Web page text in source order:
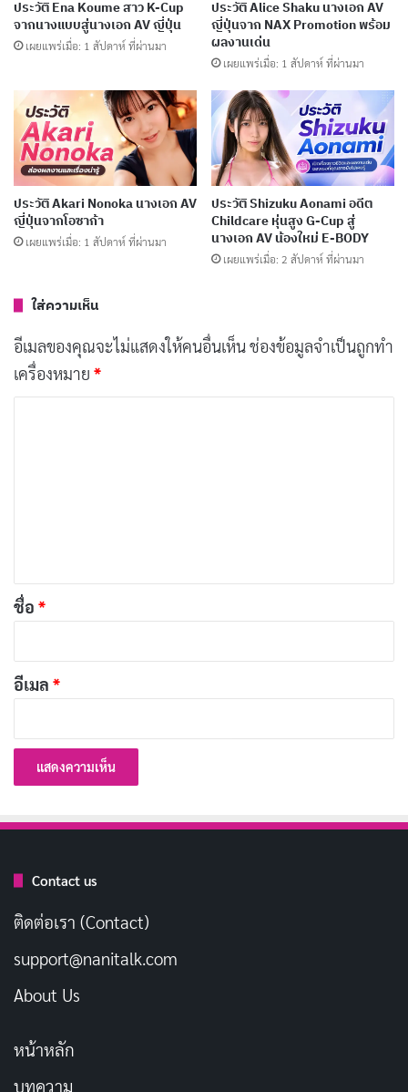
สิ่งที่ทำให้ชื่อ Mitsuki Momota แตกต่างจาก
คนอื่นในยุคเดียวกันคือการถูกวางคอนเซ็ปต์ “พรีเมียม”
ตั้งแต่แรกเริ่ม MOODYZ ไม่ได้ขายเธอในฐานะนักแสดงใหม่
ธรรมดา แต่ขายในฐานะ “ผลงานระดับมาสเตอร์พีซ” ที่มา
พร้อมป้ายราคาเชิงสัญลักษณ์อย่าง 100 ล้านเยน กลยุทธ์นี้
ทำให้เธอถูกพูดถึงในสื่อญี่ปุ่นกระแสหลักอย่าง NEWS Post
Seven ตั้งแต่เดือนมกราคม 2024 หรือแค่เดือนเดียวหลังเด
บิวต์เท่านั้น
ประวัติ Yuno Sakura นางเอก AV เสียงน่ารักดาวรุ่ง
เผยแพร่เมื่อ: 1 สัปดาห์ ที่ผ่านมา
ความสามารถพิเศษที่ไม่ค่อยมีใครพูดถึงอย่าง “โมะโนะมา
เนะ” (ものまね / การเลียนแบบ) รวมถึงงานอดิเรกคือการ
ประวัติโดยย่อของ Mitsuki Momota
โตเกียว ประเทศญี่ปุ่น กรุ๊ปเลือด A ราศีกันย์ เข้าสู่วงการ AV
เมื่ออายุ 21 ปี ในขณะที่ยังเป็นนักศึกษามหาวิทยาลัย เธอให้
งานนี้เพราะ “ชีวิตที่ผ่านมามันธรรมดาเกินไป อยากทำ
อะไรที่ท้าทายและเร้าใจมากกว่านี้”
ประวัติ Ena Koume สาว K-Cup
จากนางแบบสู่นางเอก AV ญี่ปุ่น
เผยแพร่เมื่อ: 1 สัปดาห์ ที่ผ่านมา
ประวัติ Alice Shaku นางเอก AV
ญี่ปุ่นจาก NAX Promotion พร้อม
ผลงานเด่น
เผยแพร่เมื่อ: 1 สัปดาห์ ที่ผ่านมา
ประวัติ Akari Nonoka นางเอก AV
ญี่ปุ่นจากโอซาก้า
เผยแพร่เมื่อ: 1 สัปดาห์ ที่ผ่านมา
ประวัติ Shizuku Aonami อดีต
Childcare หุ่นสูง G-Cup สู่
นางเอก AV น้องใหม่ E-BODY
เผยแพร่เมื่อ: 2 สัปดาห์ ที่ผ่านมา
ใส่ความเห็น
อีเมลของคุณจะไม่แสดงให้คนอื่นเห็นช่องข้อมูลจำเป็นถูกทำ
เครื่องหมาย *
*
ชื่อ *
อีเมล *
Contact us
ติดต่อเรา (Contact)
support@nanitalk.com
About Us
หน้าหลัก
บทความ